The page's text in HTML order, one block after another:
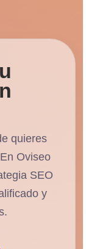
quieres
Oviseo
SEO
y